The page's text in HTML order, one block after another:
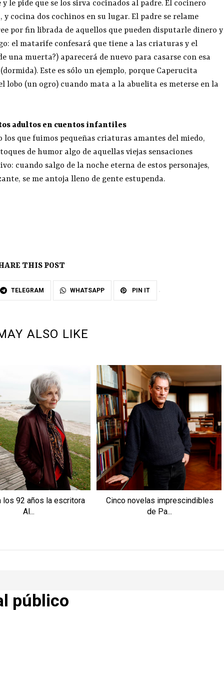
pide que se los sirva cocinados al padre. El cocinero
cocina dos cochinos en su lugar. El padre se relame
por fin librada de aquellos que pueden disputarle dinero y
el matarife confesará que tiene a las criaturas y el
una muerta?) aparecerá de nuevo para casarse con esa
Este es sólo un ejemplo, porque Caperucita
lobo (un ogro) cuando mata a la abuelita es meterse en la
adultos en cuentos infantiles
que fuimos pequeñas criaturas amantes del miedo,
de humor algo de aquellas viejas sensaciones
cuando salgo de la noche eterna de estos personajes,
se me antoja lleno de gente estupenda.
THIS POST
TELEGRAM WHATSAPP PIN IT
ALSO LIKE
los 92 años la escritora
Al...
Cinco novelas imprescindibles
de Pa...
público